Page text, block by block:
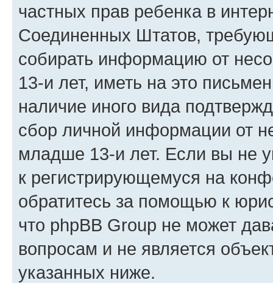
частных прав ребенка в
Соединенных Штатов,
собирать информацию от
13-и лет, иметь на это
наличие иного вида
сбор личной информации от
младше 13-и лет. Если вы не
к регистрирующемуся на
обратитесь за помощью к
что phpBB Group не может
вопросам и не является
указанных ниже.